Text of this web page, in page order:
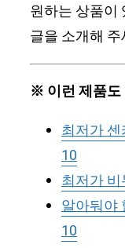
원하는 상품이
글을 소개해 주
※ 이런 제품도
최저가
10
최저가
알아둬야
10